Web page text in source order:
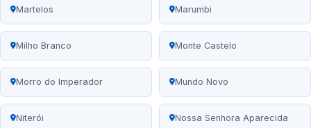
Martelos Marumbi
Milho Branco Monte Castelo
Morro do Imperador Mundo Novo
Niterói Nossa Senhora Aparecida